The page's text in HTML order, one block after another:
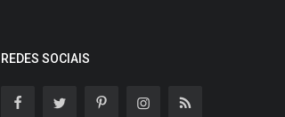
REDES SOCIAIS